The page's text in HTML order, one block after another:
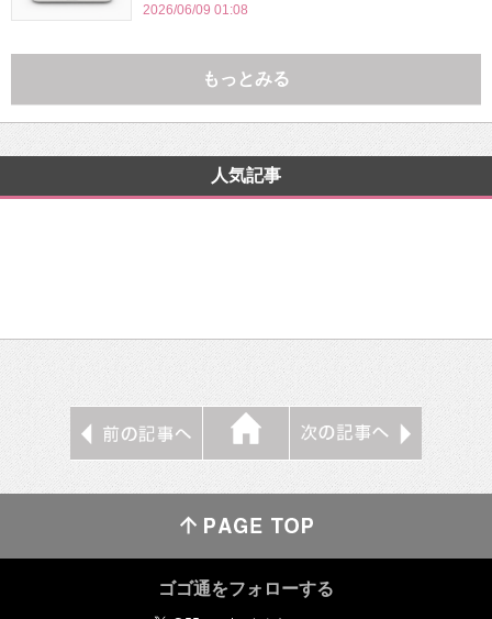
2026/06/09 01:08
もっとみる
人気記事
ゴゴ通をフォローする